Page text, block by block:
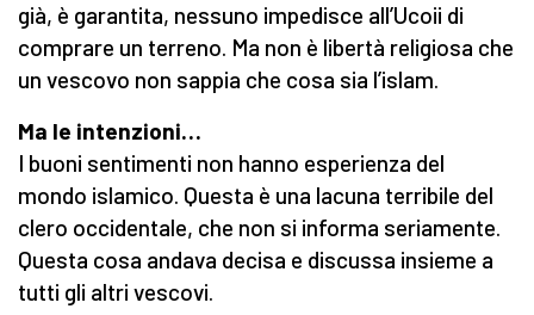
già, è garantita, nessuno impedisce all’Ucoii di
comprare un terreno. Ma non è libertà religiosa che
un vescovo non sappia che cosa sia l’islam.
Ma le intenzioni…
I buoni sentimenti non hanno esperienza del
mondo islamico. Questa è una lacuna terribile del
clero occidentale, che non si informa seriamente.
Questa cosa andava decisa e discussa insieme a
tutti gli altri vescovi.